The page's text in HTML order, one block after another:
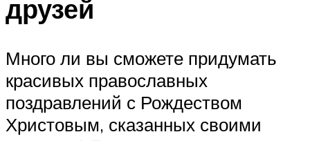
друзей
Много ли вы сможете придумать
красивых православных
поздравлений с Рождеством
Христовым, сказанных своими